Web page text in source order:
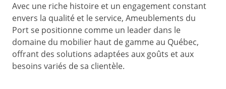
Avec une riche histoire et un engagement constant
envers la qualité et le service, Ameublements du
Port se positionne comme un leader dans le
domaine du mobilier haut de gamme au Québec,
offrant des solutions adaptées aux goûts et aux
besoins variés de sa clientèle.